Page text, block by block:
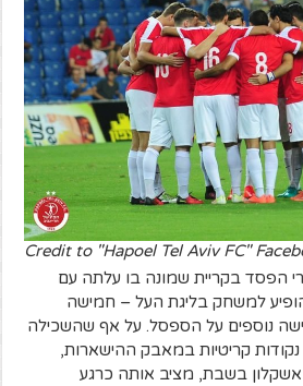
Credit to "Hapoel Tel Aviv FC"
הפסד בקריית שמונה בו עלתה עם
למשחק בליגת העל – חמישה
נוספים על הספסל. על אף שהשכילה
קריטיות במאבק ההישארות,
בשבת, מציב אותה כרגע